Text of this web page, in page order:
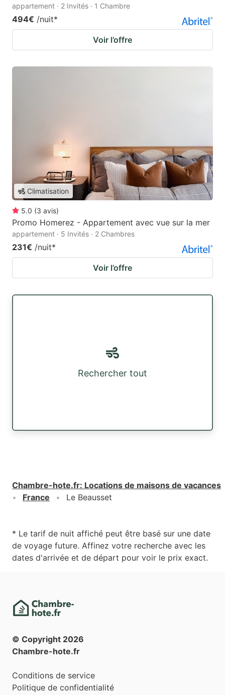
appartement · 2 Invités · 1 Chambre
494€ /nuit*
Voir l’offre
Climatisation
5.0 (3 avis)
Promo Homerez - Appartement avec vue sur la mer
appartement · 5 Invités · 2 Chambres
231€ /nuit*
Voir l’offre
Rechercher tout
Chambre-hote.fr: Locations de maisons de vacances
France
Le Beausset
* Le tarif de nuit affiché peut être basé sur une date
de voyage future. Affinez votre recherche avec les
dates d'arrivée et de départ pour voir le prix exact.
© Copyright 2026
Chambre-hote.fr
Conditions de service
Politique de confidentialité